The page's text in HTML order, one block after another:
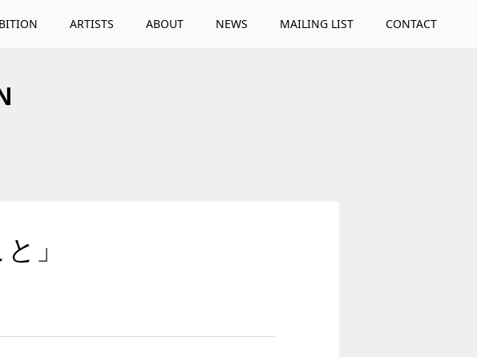
ARTISTS ABOUT NEWS MAILING LIST CONTACT
」